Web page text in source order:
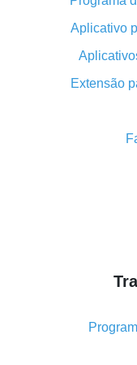
Qual o plug-in de
Cashback do
O cashback em
Como usar o
Tudo sobre como
Código
Como obter
Cashback no
8% de cashback
Aplicativo
Extensão